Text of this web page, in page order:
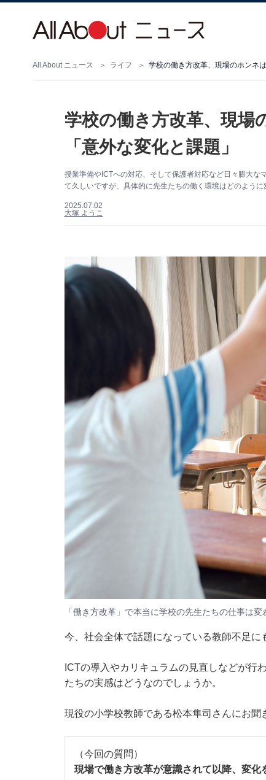
All About ニュース ライフ 学校の働き方改革、現場のホンネ
学校の働き方改革、現場
「意外な変化と課題」
授業準備やICTへの対応、そして保護者対応など日々膨大
て久しいですが、具体的に先生たちの働く環境はどのよう
2025.07.02
大塚 ようこ
「働き方改革」で本当に学校の先生たちの仕事は
今、社会全体で話題になっている教師不足に
ICTの導入やカリキュラムの見直しなどが行
たちの実感はどうなのでしょうか。
現役の小学校教師である松本隼司さんにお聞
（今回の質問）
現場で働き方改革が意識されて以降、変化